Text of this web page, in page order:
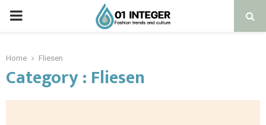
Home Fliesen
Category : Fliesen